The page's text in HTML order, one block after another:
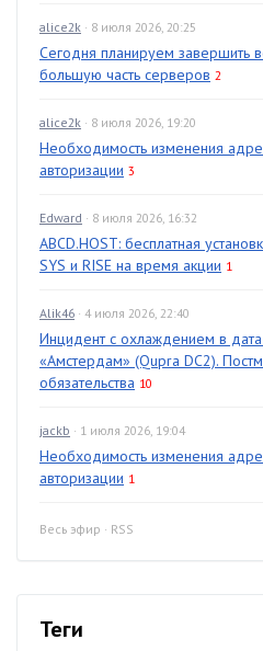
alice2k · 8 июля 2026, 20:25
Сегодня планируем завершить
большую часть серверов 2
alice2k · 8 июля 2026, 19:20
Необходимость изменения
авторизации 3
Edward · 8 июля 2026, 16:32
ABCD.HOST: бесплатная
SYS и RISE на время акции 1
Alik46 · 4 июля 2026, 22:40
Инцидент с охлаждением в
«Амстердам» (Qupra DC2).
обязательства 10
jackb · 1 июля 2026, 19:04
Необходимость изменения
авторизации 1
Весь эфир · RSS
Теги